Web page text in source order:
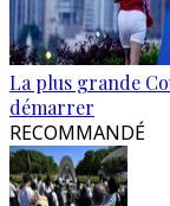
La plus grande
démarrer
RECOMMANDÉ